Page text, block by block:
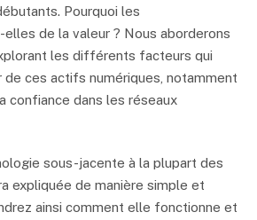
Pourquoi les
de la valeur ? Nous aborderons
les différents facteurs qui
de ces actifs numériques, notamment
confiance dans les réseaux
sous-jacente à la plupart des
expliquée de manière simple et
ainsi comment elle fonctionne et